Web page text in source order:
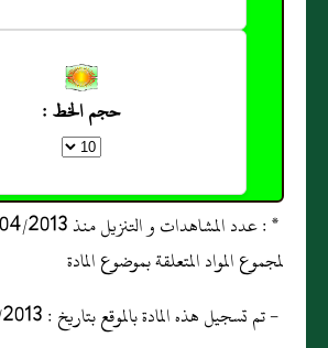
حجم الخط :
لمجموع المواد المتعلقة بموضوع المادة
- تم تسجيل هذه المادة بالموقع بتاريخ : 18/04/2013